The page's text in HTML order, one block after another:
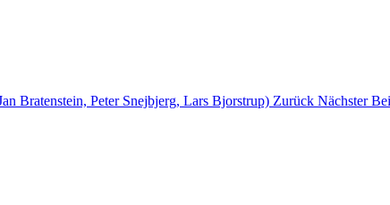
Bratenstein, Peter Snejbjerg, Lars Bjorstrup) Zurück Nächster